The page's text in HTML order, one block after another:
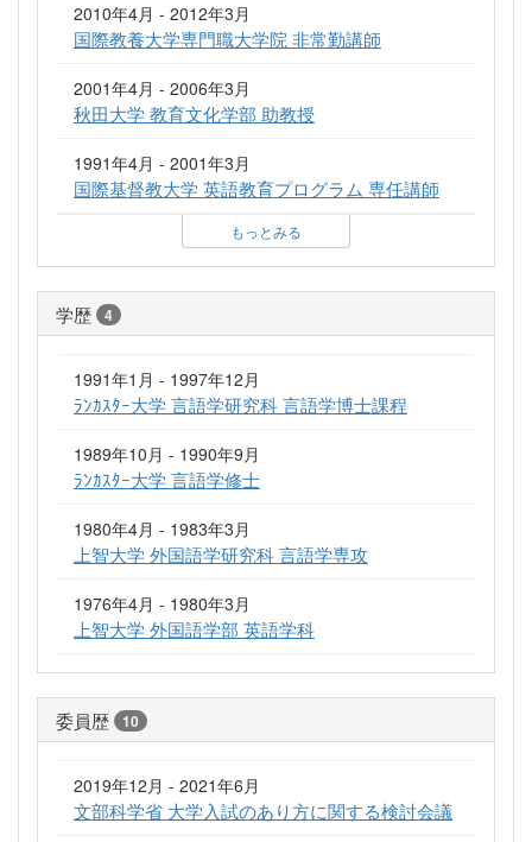
2010年4月 - 2012年3月
国際教養大学専門職大学院 非常勤講師
2001年4月 - 2006年3月
秋田大学 教育文化学部 助教授
1991年4月 - 2001年3月
国際基督教大学 英語教育プログラム 専任講師
もっとみる
学歴 4
1991年1月 - 1997年12月
ﾗﾝｶｽﾀｰ大学 言語学研究科 言語学博士課程
1989年10月 - 1990年9月
ﾗﾝｶｽﾀｰ大学 言語学修士
1980年4月 - 1983年3月
上智大学 外国語学研究科 言語学専攻
1976年4月 - 1980年3月
上智大学 外国語学部 英語学科
委員歴 10
2019年12月 - 2021年6月
文部科学省 大学入試のあり方に関する検討会議